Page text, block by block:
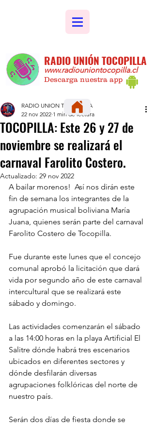
RADIO UNIÓN TOCOPILLA
www.radiouniontocopilla.cl
Descarga nuestra app
TOCOPILLA: Este 26 y 27 de
noviembre se realizará el
carnaval Farolito Costero.
RADIO UNION TOCOPILLA
22 nov 2022 1 min de lectura
Actualizado: 29 nov 2022
A bailar morenos!  Así nos dirán este
fin de semana los integrantes de la
agrupación musical boliviana María
Juana, quienes serán parte del carnaval
Farolito Costero de Tocopilla.
Fue durante este lunes que el concejo
comunal aprobó la licitación que dará
vida por segundo año de este carnaval
intercultural que se realizará este
sábado y domingo.
Las actividades comenzarán el sábado
a las 14:00 horas en la playa Artificial El
Salitre dónde habrá tres escenarios
ubicados en diferentes sectores y
dónde desfilarán diversas
agrupaciones folklóricas del norte de
nuestro país.
Serán dos días de fiesta donde se